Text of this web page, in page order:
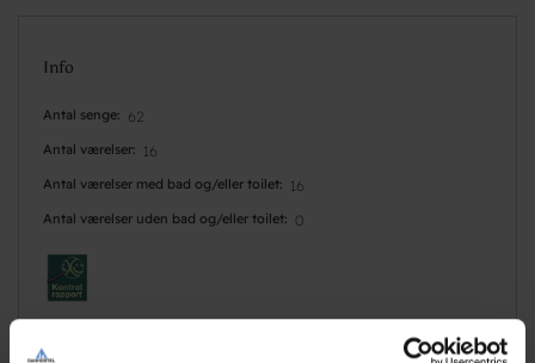
Info
Antal senge 62
Antal værelser 16
Antal værelser med bad og/eller toilet 16
Antal værelser uden bad og/eller toilet 0